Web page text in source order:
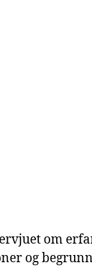
om
og